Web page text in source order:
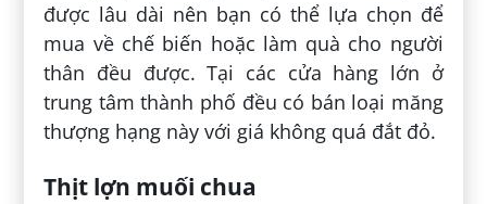
được lâu dài nên bạn có thể lựa chọn để
mua về chế biến hoặc làm quà cho người
thân đều được. Tại các cửa hàng lớn ở
trung tâm thành phố đều có bán loại măng
thượng hạng này với giá không quá đắt đỏ.
Thịt lợn muối chua